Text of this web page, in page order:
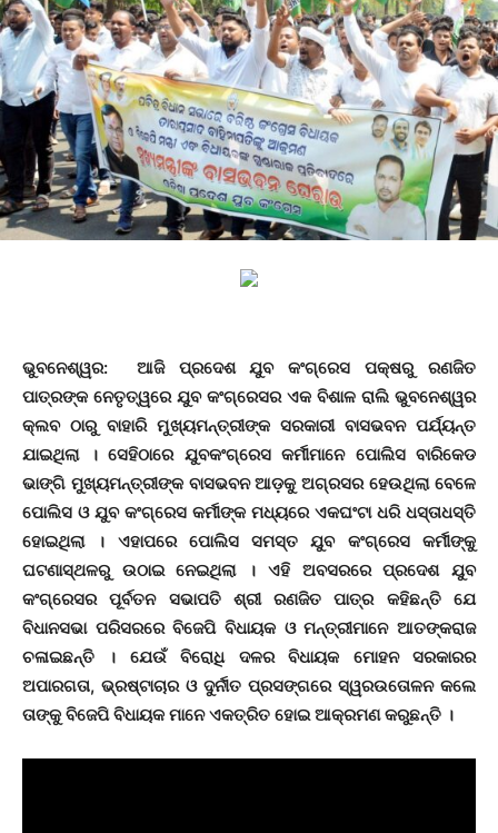
ଭୁବନେଶ୍ୱର: ଆଜି ପ୍ରଦେଶ ଯୁବ କଂଗ୍ରେସ ପକ୍ଷରୁ ରଣଜିତ
ପାତ୍ରଙ୍କ ନେତୃତ୍ୱରେ ଯୁବ କଂଗ୍ରେସର ଏକ ବିଶାଳ ରାଲି ଭୁବନେଶ୍ୱର
କ୍ଲବ ଠାରୁ ବାହାରି ମୁଖ୍ୟମନ୍ତ୍ରୀଙ୍କ ସରକାରୀ ବାସଭବନ ପର୍ଯ୍ୟନ୍ତ
ଯାଇଥିଲା । ସେହିଠାରେ ଯୁବକଂଗ୍ରେସ କର୍ମୀମାନେ ପୋଲିସ ବାରିକେଡ
ଭାଙ୍ଗି ମୁଖ୍ୟମନ୍ତ୍ରୀଙ୍କ ବାସଭବନ ଆଡ଼କୁ ଅଗ୍ରସର ହେଉଥିଲା ବେଳେ
ପୋଲିସ ଓ ଯୁବ କଂଗ୍ରେସ କର୍ମୀଙ୍କ ମଧ୍ୟରେ ଏକଘଂଟା ଧରି ଧସ୍ତାଧସ୍ତି
ହୋଇଥିଲା । ଏହାପରେ ପୋଲିସ ସମସ୍ତ ଯୁବ କଂଗ୍ରେସ କର୍ମୀଙ୍କୁ
ଘଟଣାସ୍ଥଳରୁ ଉଠାଇ ନେଇଥିଲା । ଏହି ଅବସରରେ ପ୍ରଦେଶ ଯୁବ
କଂଗ୍ରେସର ପୂର୍ବତନ ସଭାପତି ଶ୍ରୀ ରଣଜିତ ପାତ୍ର କହିଛନ୍ତି ଯେ
ବିଧାନସଭା ପରିସରରେ ବିଜେପି ବିଧାୟକ ଓ ମନ୍ତ୍ରୀମାନେ ଆତଙ୍କରାଜ
ଚଳାଇଛନ୍ତି । ଯେଉଁ ବିରୋଧି ଦଳର ବିଧାୟକ ମୋହନ ସରକାରର
ଅପାରଗତା, ଭ୍ରଷ୍ଟାଚାର ଓ ଦୁର୍ନୀତ ପ୍ରସଙ୍ଗରେ ସ୍ୱରଉତୋଳନ କଲେ
ତାଙ୍କୁ ବିଜେପି ବିଧାୟକ ମାନେ ଏକତ୍ରିତ ହୋଇ ଆକ୍ରମଣ କରୁଛନ୍ତି ।